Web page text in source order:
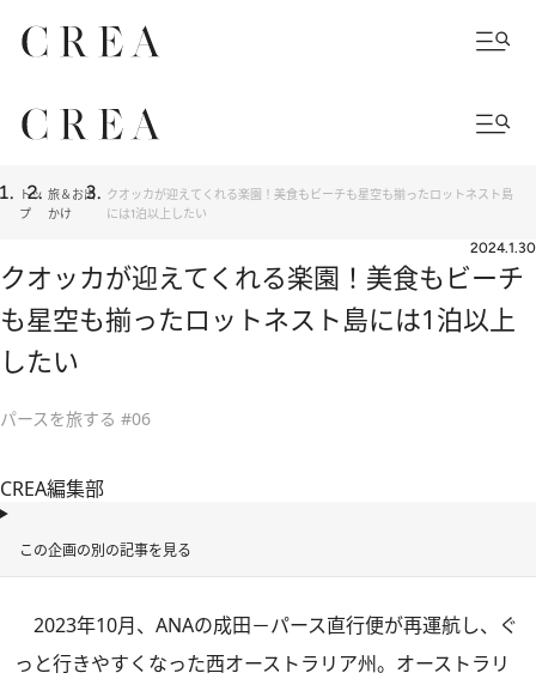
トッ
プ
旅＆お出
かけ
クオッカが迎えてくれる楽園！美食もビーチも星空も揃ったロットネスト島
には1泊以上したい
2024.1.30
クオッカが迎えてくれる楽園！美食もビーチ
も星空も揃ったロットネスト島には1泊以上
したい
パースを旅する #06
CREA編集部
この企画の別の記事を見る
2023年10月、ANAの成田－パース直行便が再運航し、ぐ
っと行きやすくなった西オーストラリア州。オーストラリ